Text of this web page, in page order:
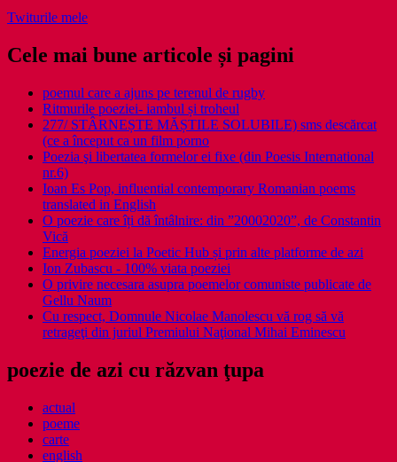
Twiturile mele
Cele mai bune articole și pagini
poemul care a ajuns pe terenul de rugby
Ritmurile poeziei- iambul și troheul
277/ STÂRNEȘTE MĂȘTILE SOLUBILE) sms descărcat
(ce a început ca un film porno
Poezia şi libertatea formelor ei fixe (din Poesis International
nr.6)
Ioan Es Pop, influential contemporary Romanian poems
translated in English
O poezie care îți dă întâlnire: din ”20002020”, de Constantin
Vică
Energia poeziei la Poetic Hub și prin alte platforme de azi
Ion Zubascu - 100% viata poeziei
O privire necesara asupra poemelor comuniste publicate de
Gellu Naum
Cu respect, Domnule Nicolae Manolescu vă rog să vă
retrageţi din juriul Premiului Naţional Mihai Eminescu
poezie de azi cu răzvan ţupa
actual
poeme
carte
english